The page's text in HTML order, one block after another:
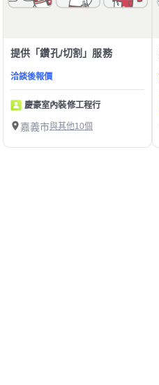
提供「鑽孔/切割」服務
洽談後報價
慶豪室內裝修工程行
嘉義市與其他10個